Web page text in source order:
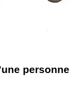
personne